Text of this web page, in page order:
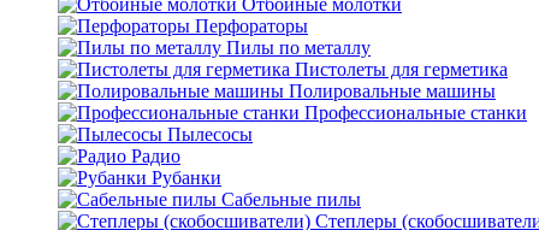
Отбойные молотки
Перфораторы
Пилы по металлу
Пистолеты для герметика
Полировальные машины
Профессиональные станки
Пылесосы
Радио
Рубанки
Сабельные пилы
Степлеры